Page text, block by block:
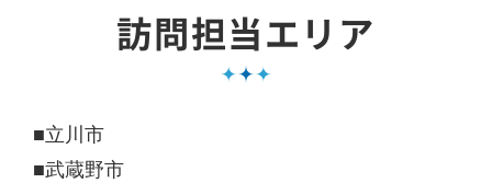
訪問担当エリア
■立川市
■武蔵野市